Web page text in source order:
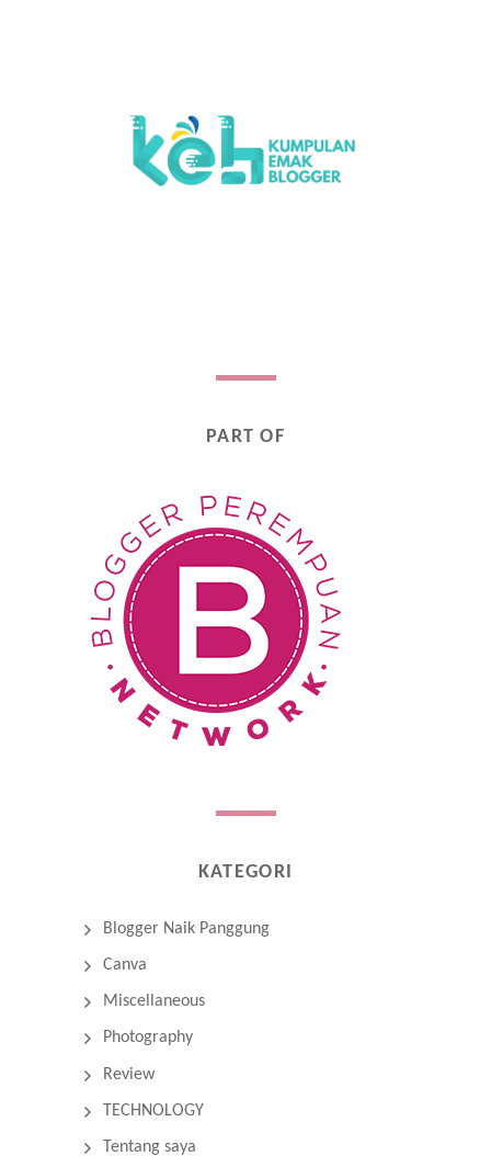
PART OF
KATEGORI
Blogger Naik Panggung
Canva
Miscellaneous
Photography
Review
TECHNOLOGY
Tentang saya